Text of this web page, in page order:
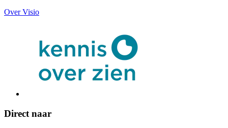
Over Visio
Direct naar